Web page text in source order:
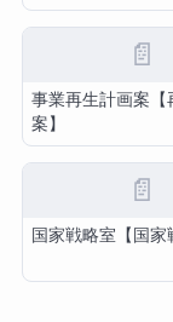
📄
事業再生計画案【
案】
📄
国家戦略室【国家